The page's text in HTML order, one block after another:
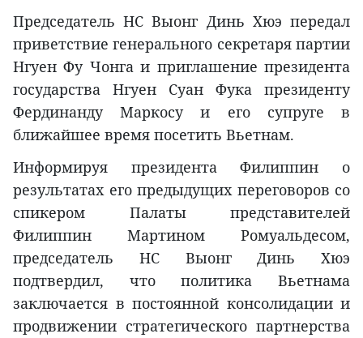
Председатель НС Выонг Динь Хюэ передал
приветствие генерального секретаря партии
Нгуен Фу Чонга и приглашение президента
государства Нгуен Суан Фука президенту
Фердинанду Маркосу и его супруге в
ближайшее время посетить Вьетнам.
Информируя президента Филиппин о
результатах его предыдущих переговоров со
спикером Палаты представителей
Филиппин Мартином Ромуальдесом,
председатель НС Выонг Динь Хюэ
подтвердил, что политика Вьетнама
заключается в постоянной консолидации и
продвижении стратегического партнерства